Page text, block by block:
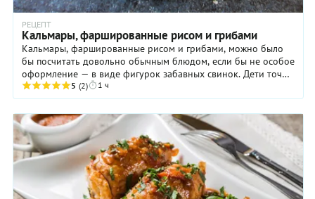
РЕЦЕПТ
Кальмары, фаршированные рисом и грибами
Кальмары, фаршированные рисом и грибами, можно было
бы посчитать довольно обычным блюдом, если бы не особое
оформление — в виде фигурок забавных свинок. Дети точно
будут в восторге, и вам не придется ...
5 (2) 1 ч